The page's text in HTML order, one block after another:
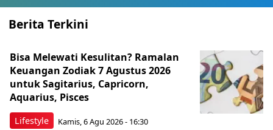
Berita Terkini
Lifestyle
Bisa Melewati Kesulitan? Ramalan
Keuangan Zodiak 7 Agustus 2026
untuk Sagitarius, Capricorn,
Aquarius, Pisces
Kamis, 6 Agu 2026 - 16:30